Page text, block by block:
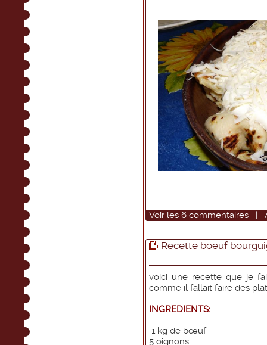
Voir les 6 commentaires |
Recette boeuf
voici une recette que je
comme il fallait faire des
INGREDIENTS:
1 kg de bœuf
5 oignons